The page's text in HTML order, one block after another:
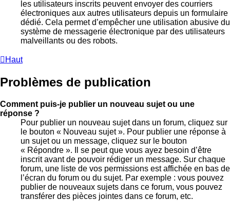
les utilisateurs inscrits peuvent envoyer des courriers
électroniques aux autres utilisateurs depuis un formulaire
dédié. Cela permet d’empêcher une utilisation abusive du
système de messagerie électronique par des utilisateurs
malveillants ou des robots.
Haut
Problèmes de publication
Comment puis-je publier un nouveau sujet ou une
réponse ?
Pour publier un nouveau sujet dans un forum, cliquez sur
le bouton « Nouveau sujet ». Pour publier une réponse à
un sujet ou un message, cliquez sur le bouton
« Répondre ». Il se peut que vous ayez besoin d’être
inscrit avant de pouvoir rédiger un message. Sur chaque
forum, une liste de vos permissions est affichée en bas de
l’écran du forum ou du sujet. Par exemple : vous pouvez
publier de nouveaux sujets dans ce forum, vous pouvez
transférer des pièces jointes dans ce forum, etc.